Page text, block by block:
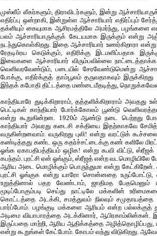
முஸ்லீம் லீகர்களும், திராவிடர்களும், இன்று
எதிர்ப்பு ஒன்றாகி, இன்றுள்ள ஆச்சாரியார் எதிர்ப்பும்
தக்ளியும் கையுமாக ஆசிரமத்திலே அமர்ந்து, பழங்களை
பலம் ஆச்சாரியாருக்குக் கேடயமாக இருக்கும் என்று
நடந்துகொள்கிறது. இதை ஆச்சாரியார் உணர்கிறாரா என்று
ரேதடிõரய கெடுக்கும், எதிரிக்கு இடமளிப்பதாக
இவைகளை ஆச்சாரியார் விரும்பவில்லை நாட்டைத்தாக்க
வெளிவரவேண்டும், படையில் சேரவேண்டுமென்று
போக்கு, எதிர்க்குத் தாம்பூலம் தருவதாகவும்
இந்தக் கபோதி திட்டத்தை மண்டைமீதடித்து,
காந்தியாரே துடிக்கிறாராம், தத்தளிக்கிறாராம் அவதது
பெட்டிகள் காந்தியார் போர்க்கோலம் பூண்டு
என்று கூறுகின்றன. 1920ம் ஆண்டு நடை பெற்றது
காந்தியார் அவரது கடைசி சக்தியை இதற்காகவே
வருகின்றனவாம். வருகிறது புலி! என்று வரட்டுக்
கண்டித்தது கண்ட ஒரு கதர்ச்சட்டைக்கு கண் களிலே
ஓங்க ஏகாபதிபத்தியம் ஒழிக! என்று கூவி விட்டு,
கபந்தம். புரட்சி ஏன் ஓங்கும், ஸ்ரீஜத் என்ற வடமொழியிலே
ஆரிய அடை மொழிக்கும் பொருந்துமா என்று
புரட்சி ஓங்குக என்று யாரோ சொன்னதை
உறுத்தினால் பதற வேண்டாம், ஜாதிமத
மூடிப்போகும்படி செய்து நாட்டிலே மக்களின்
கொட்டத்தை அடக்கி, சமத்துவம் நிலவும் சமுதாயத்தை
பார்ப்போம். பழங்குடி மக்களை ஆரியம் என்ற பல்லக்குத்
அடிமை வியாபாரத்தை அடக்கினார், ஆபிரகாம்லின்கன்.
இருப்பதை மாற்றி, ஆரிய ஆதிக்கத்தை அழித்தொழிப்பது,
என்று கூறுங்கள் கேட்போம். கோபம் வந்து விடுகிறது.